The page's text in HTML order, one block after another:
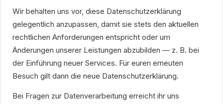
Wir behalten uns vor, diese Datenschutzerklärung
gelegentlich anzupassen, damit sie stets den aktuellen
rechtlichen Anforderungen entspricht oder um
Änderungen unserer Leistungen abzubilden — z. B. bei
der Einführung neuer Services. Für euren erneuten
Besuch gilt dann die neue Datenschutzerklärung.
Bei Fragen zur Datenverarbeitung erreicht ihr uns